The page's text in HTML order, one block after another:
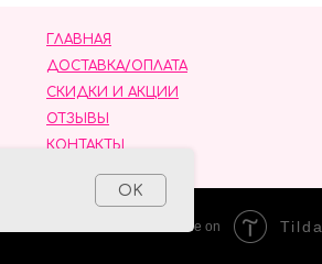
OK
ОТЗЫВЫ
ГЛАВНАЯ
ДОСТАВКА/ОПЛАТА
СКИДКИ И АКЦИИ
КОНТАКТЫ
данных
Made on Tilda